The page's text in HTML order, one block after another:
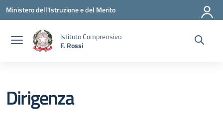
Vai ai contenuti
Vai al menu di navigazione
Vai al footer
Ministero dell'Istruzione e del Merito
Istituto Comprensivo
F. Rossi
Dirigenza